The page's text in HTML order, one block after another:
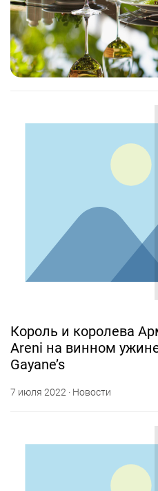
Король и королева
Areni на винном
Gayane’s
7 июля 2022 · Новости